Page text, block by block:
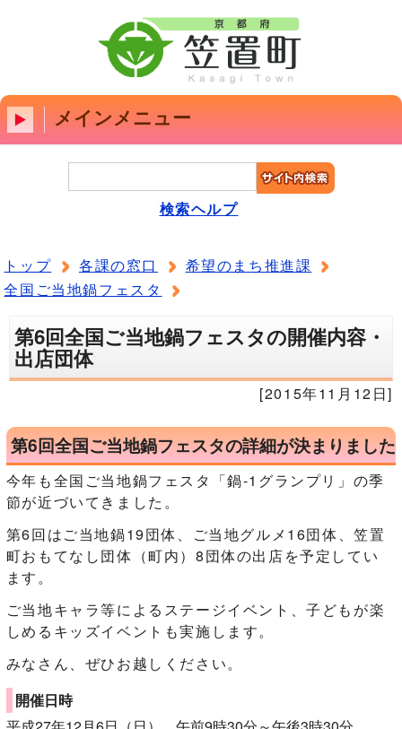
メインメニュー
検索ヘルプ
トップ 各課の窓口
希望のまち推進課
全国ご当地鍋フェスタ
第6回全国ご当地鍋フェスタの開催内容・
出店団体
[2015年11月12日]
第6回全国ご当地鍋フェスタの詳細が決まりました
今年も全国ご当地鍋フェスタ「鍋‐1グランプリ」の季
節が近づいてきました。
第6回はご当地鍋19団体、ご当地グルメ16団体、笠置
町おもてなし団体（町内）8団体の出店を予定してい
ます。
ご当地キャラ等によるステージイベント、子どもが楽
しめるキッズイベントも実施します。
みなさん、ぜひお越しください。
開催日時